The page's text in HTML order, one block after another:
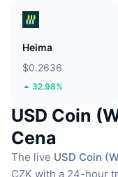
Heima
$0.2636
32.98%
USD Coin
Cena
The live USD Coin
CZK with a 24-hour